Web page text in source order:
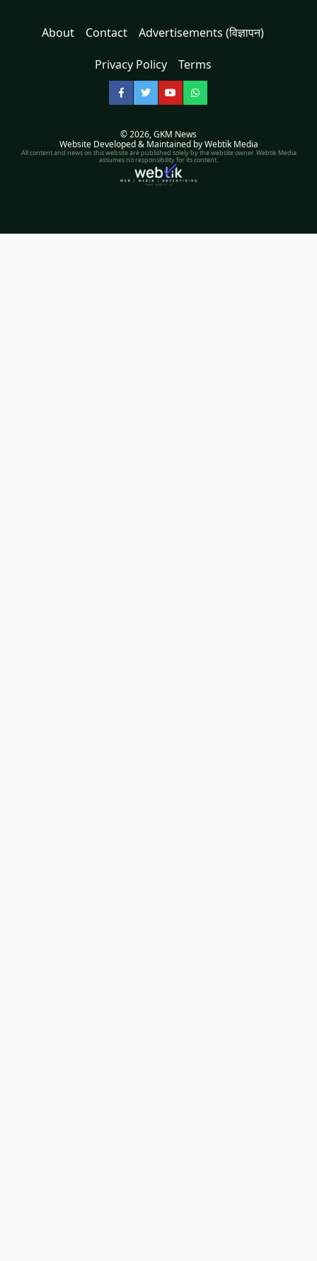
About Contact Advertisements (विज्ञापन)
Privacy Policy Terms
Facebook
TwitterYouTubeWhatsApp
© 2026,GKM News
Website Developed & Maintained by Webtik Media
All content and news on this website are published solely by the website owner. Webtik Media
assumes no responsibility for its content.